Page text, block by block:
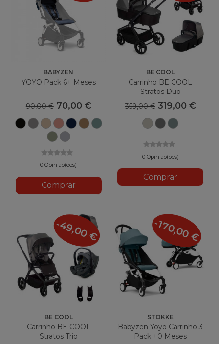
BABYZEN
YOYO Pack 6+ Meses
90,00 € 70,00 €
PretoRebanho
TaupeGengibre
Air
France
ToffeeAqua
Azeitona
Pedra
0 Opinião(ões)
Comprar
BE COOL
Carrinho BE COOL
Stratos Duo
359,00 € 319,00 €
SejaSejaSeja
0 Opinião(ões)
Comprar
BE COOL
Carrinho BE COOL
Stratos Trio
-49,00 €
STOKKE
Babyzen Yoyo Carrinho 3
Pack +0 Meses
-170,00 €